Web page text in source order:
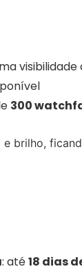
visibilidade
300
brilho,
: até18 dias